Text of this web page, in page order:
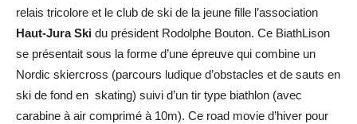
relais tricolore et le club de ski de la jeune fille l’association
Haut-Jura Ski du président Rodolphe Bouton. Ce BiathLison
se présentait sous la forme d’une épreuve qui combine un
Nordic skiercross (parcours ludique d’obstacles et de sauts en
ski de fond en skating) suivi d’un tir type biathlon (avec
carabine à air comprimé à 10m). Ce road movie d’hiver pour